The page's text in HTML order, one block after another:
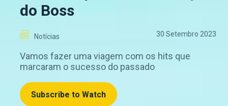
do Boss
Notícias 30 Setembro 2023
Vamos fazer uma viagem com os hits que
marcaram o sucesso do passado
Subscribe to Watch